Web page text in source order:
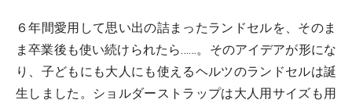
６年間愛用して思い出の詰まったランドセルを、そのま
ま卒業後も使い続けられたら……。そのアイデアが形にな
り、子どもにも大人にも使えるヘルツのランドセルは誕
生しました。ショルダーストラップは大人用サイズも用